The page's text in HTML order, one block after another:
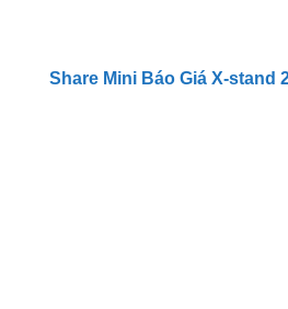
Share Mini Báo Giá X-stand